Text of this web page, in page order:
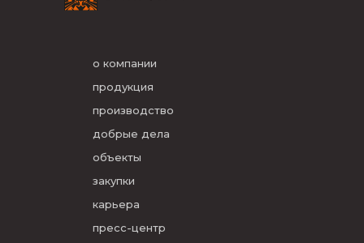
о компании
продукция
производство
добрые дела
объекты
закупки
карьера
пресс-центр